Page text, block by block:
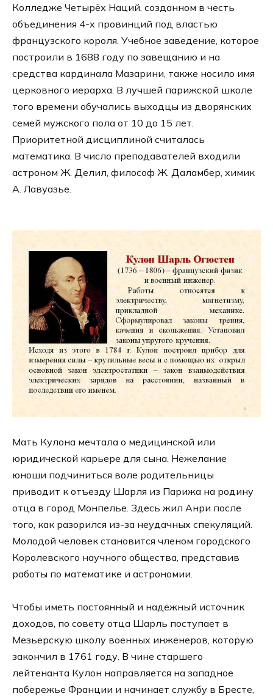
Колледже Четырёх Наций, созданном в честь
объединения 4-х провинций под властью
французского короля. Учебное заведение, которое
построили в 1688 году по завещанию и на
средства кардинала Мазарини, также носило имя
церковного иерарха. В лучшей парижской школе
того времени обучались выходцы из дворянских
семей мужского пола от 10 до 15 лет.
Приоритетной дисциплиной считалась
математика. В число преподавателей входили
астроном Ж. Делил, философ Ж. Даламбер, химик
А. Лавуазье.
Мать Кулона мечтала о медицинской или
юридической карьере для сына. Нежелание
юноши подчиниться воле родительницы
приводит к отъезду Шарля из Парижа на родину
отца в город Монпелье. Здесь жил Анри после
того, как разорился из-за неудачных спекуляций.
Молодой человек становится членом городского
Королевского научного общества, представив
работы по математике и астрономии.
Чтобы иметь постоянный и надёжный источник
доходов, по совету отца Шарль поступает в
Мезьерскую школу военных инженеров, которую
закончил в 1761 году. В чине старшего
лейтенанта Кулон направляется на западное
побережье Франции и начинает службу в Бресте,